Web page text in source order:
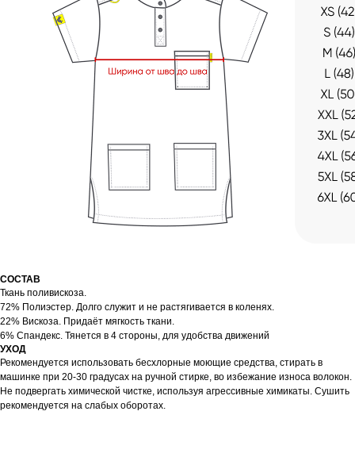
СОСТАВ
Ткань поливискоза.
72% Полиэстер. Долго служит и не растягивается в коленях.
22% Вискоза. Придаёт мягкость ткани.
6% Спандекс. Тянется в 4 стороны, для удобства движений
УХОД
Рекомендуется использовать бесхлорные моющие средства, стирать в
машинке при 20-30 градусах на ручной стирке, во избежание износа волокон.
Не подвергать химической чистке, используя агрессивные химикаты. Сушить
рекомендуется на слабых оборотах.